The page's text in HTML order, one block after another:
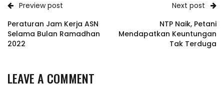
Preview post
Peraturan Jam Kerja ASN
Selama Bulan Ramadhan
2022
Next post
NTP Naik, Petani
Mendapatkan Keuntungan
Tak Terduga
LEAVE A COMMENT